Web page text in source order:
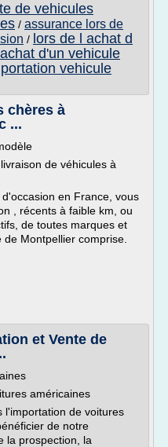
de vehicules
/ assurance lors de
/ lors de l achat d
achat d'un vehicule
vehicule
chères à
...
de véhicules à
en France, vous
, récents à faible km, ou
de toutes marques et
Montpellier comprise.
et Vente de
américaines
l'importation de voitures
de notre
la prospection, la